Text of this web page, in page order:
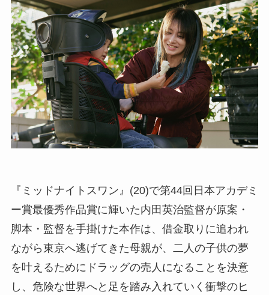
『ミッドナイトスワン』(20)で第44回日本アカデミ
ー賞最優秀作品賞に輝いた内田英治監督が原案・
脚本・監督を手掛けた本作は、借金取りに追われ
ながら東京へ逃げてきた母親が、二人の子供の夢
を叶えるためにドラッグの売人になることを決意
し、危険な世界へと足を踏み入れていく衝撃のヒ